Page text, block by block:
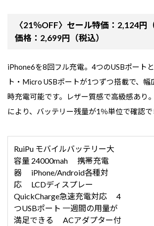
〈21％OFF〉セール特価：2,124円
価格：2,699円（税込）
iPhone6を8回フル充電。4つのUSBポート
ト・Micro USBポートが1つずつ搭載で、幅
時充電可能です。レザー質感で高級感あり
により、バッテリー残量が1％単位で確認で
RuiPu モバイルバッテリー大
容量 24000mah 携帯充電
器 iPhone/Android各種対
応 LCDディスプレー
QuickCharge急速充電対応 4
つUSBポート 一週間の用量が
満足できる ACアダプター付